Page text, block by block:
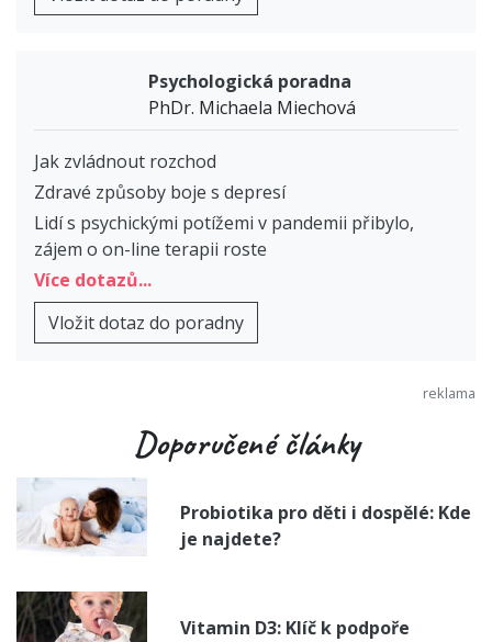
Psychologická poradna
PhDr. Michaela Miechová
Jak zvládnout rozchod
Zdravé způsoby boje s depresí
Lidí s psychickými potížemi v pandemii přibylo,
zájem o on-line terapii roste
Více dotazů...
Vložit dotaz do poradny
Doporučené články
Probiotika pro děti i dospělé: Kde
je najdete?
Vitamin D3: Klíč k podpoře